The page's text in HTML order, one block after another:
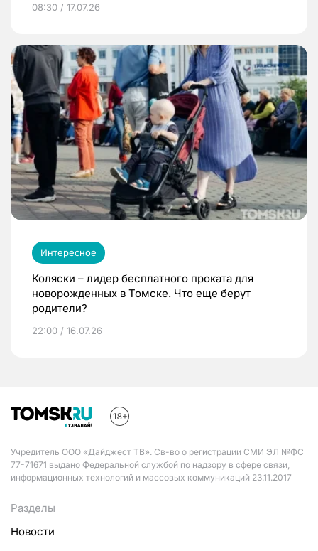
08:30 / 17.07.26
Интересное
Коляски – лидер бесплатного проката для
новорожденных в Томске. Что еще берут
родители?
22:00 / 16.07.26
Учредитель ООО «Дайджест ТВ». Св-во о регистрации СМИ ЭЛ №ФС
77-71671 выдано Федеральной службой по надзору в сфере связи,
информационных технологий и массовых коммуникаций 23.11.2017
Разделы
Новости